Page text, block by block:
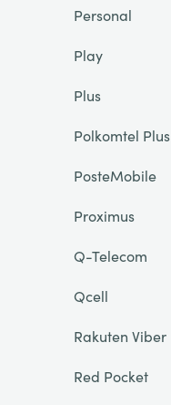
Personal
Play
Plus
Polkomtel Plus
PosteMobile
Proximus
Q-Telecom
Qcell
Rakuten Viber
Red Pocket